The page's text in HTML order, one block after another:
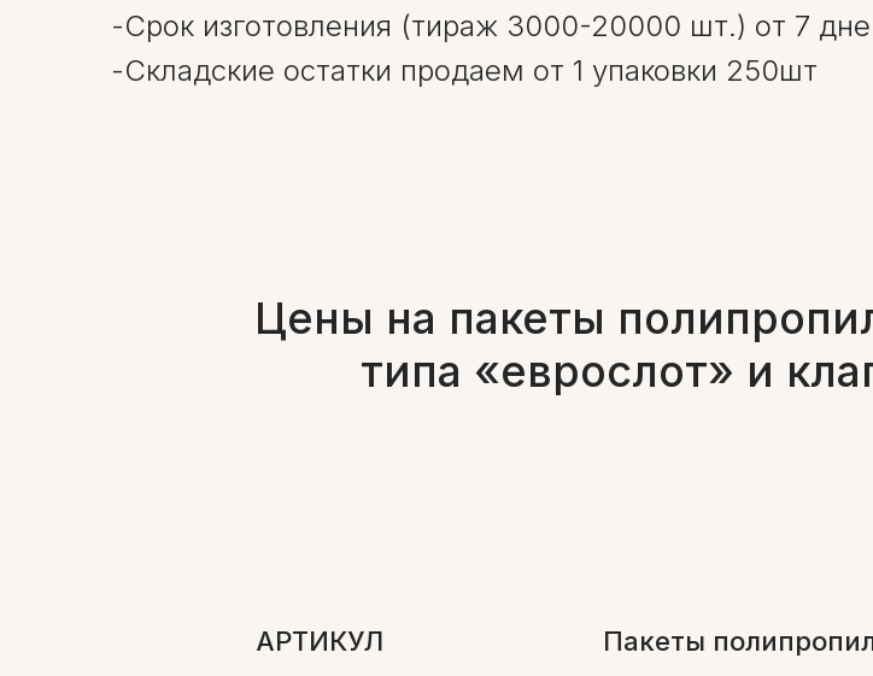
-Срок изготовления (тираж 3000-20000 шт.) от 7
-Складские остатки продаем от 1 упаковки 250шт
Цены на пакеты
типа «еврослот» и
АРТИКУЛ
Пакеты